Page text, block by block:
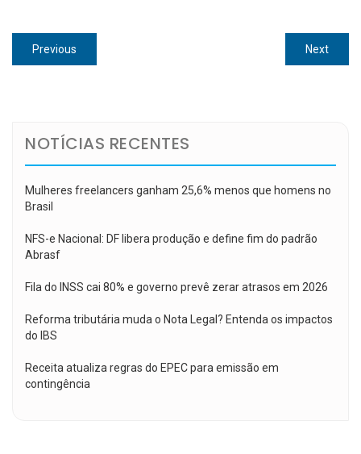
Navegação
de
Previous
post:
NextNext
post:
NOTÍCIAS RECENTES
Mulheres freelancers ganham 25,6% menos que homens no
Brasil
NFS-e Nacional: DF libera produção e define fim do padrão
Abrasf
Fila do INSS cai 80% e governo prevê zerar atrasos em 2026
Reforma tributária muda o Nota Legal? Entenda os impactos
do IBS
Receita atualiza regras do EPEC para emissão em
contingência